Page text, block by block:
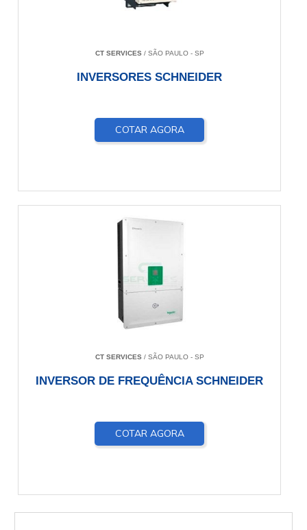
CT SERVICES/ SÃO PAULO - SP
INVERSORES SCHNEIDER
COTAR AGORA
CT SERVICES/ SÃO PAULO - SP
INVERSOR DE FREQUÊNCIA SCHNEIDER
COTAR AGORA